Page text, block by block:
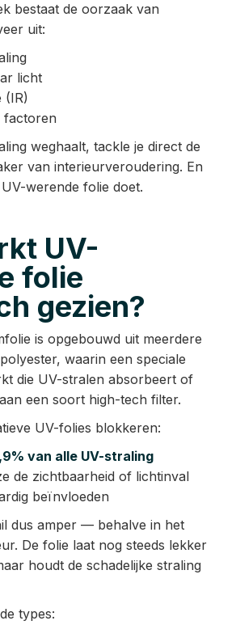
bestaat de oorzaak van
uit:
licht
(IR)
factoren
weghaalt, tackle je direct de
van interieurveroudering. En
werende folie doet.
UV-
folie
gezien?
is opgebouwd uit meerdere
waarin een speciale
die UV-stralen absorbeert of
een soort high-tech filter.
UV-folies blokkeren:
van alle UV-straling
de zichtbaarheid of lichtinval
beïnvloeden
dus amper — behalve in het
De folie laat nog steeds lekker
houdt de schadelijke straling
types: